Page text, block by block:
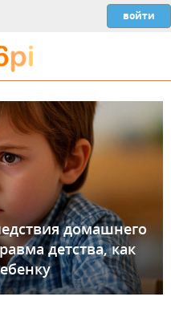
домашнего
детства, как